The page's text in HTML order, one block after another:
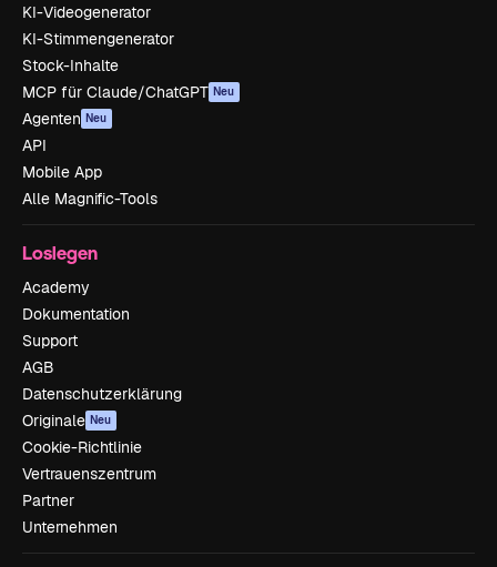
KI-Videogenerator
KI-Stimmengenerator
Stock-Inhalte
MCP für Claude/ChatGPT Neu
Agenten Neu
API
Mobile App
Alle Magnific-Tools
Loslegen
Academy
Dokumentation
Support
AGB
Datenschutzerklärung
Originale Neu
Cookie-Richtlinie
Vertrauenszentrum
Partner
Unternehmen